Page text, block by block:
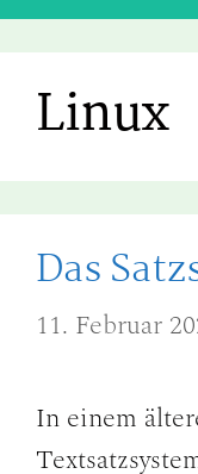
Linux
Das
11. Februar
In einem